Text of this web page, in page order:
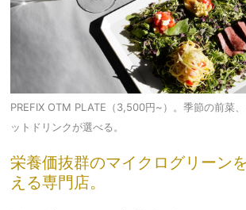
PREFIX OTM PLATE（3,500円~）。季節の前菜
ットドリンクが選べる。
栄養価抜群のマイクログリーン
える専門店。